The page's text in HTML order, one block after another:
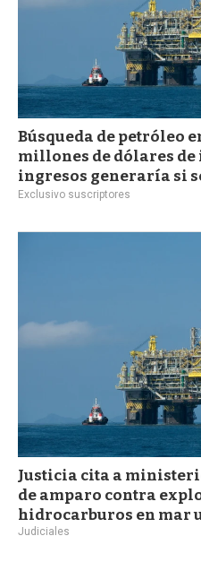
Búsqueda de petróleo
millones de dólares de
ingresos generaría si
Exclusivo suscriptores
Justicia cita a
de amparo contra
hidrocarburos en mar
Judiciales